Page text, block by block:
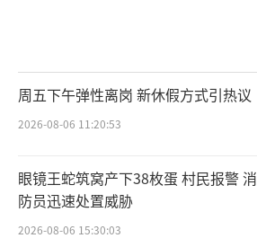
周五下午弹性离岗 新休假方式引热议
2026-08-06 11:20:53
眼镜王蛇筑窝产下38枚蛋 村民报警 消
防员迅速处置威胁
2026-08-06 15:30:03